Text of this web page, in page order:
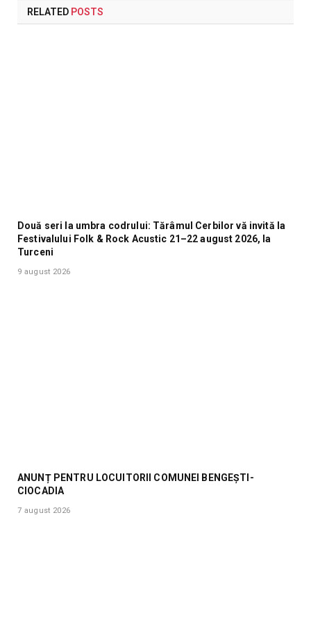
RELATED POSTS
Două seri la umbra codrului: Tărâmul Cerbilor vă invită la
Festivalului Folk & Rock Acustic 21–22 august 2026, la
Turceni
9 august 2026
ANUNȚ PENTRU LOCUITORII COMUNEI BENGEȘTI-
CIOCADIA
7 august 2026